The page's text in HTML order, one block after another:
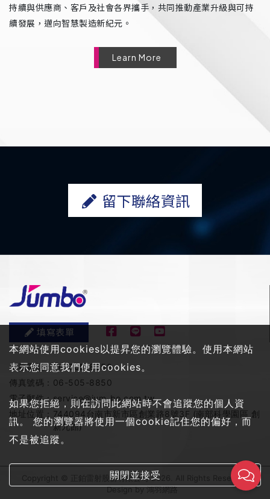
持續與供應商、客戶及社會各界攜手，共同推動產業升級與可持
續發展，邁向智慧製造新紀元。
Learn More
留下聯絡資訊
填寫表單
服務電話：06-505-8858
傳真號碼： 06-505-8850
電子郵件：service@jum-bo.com.tw
地址位置： 744094台南市新市區創業路8號3F (南部科學園區 創
新九館)
Copyright © 正鉑雷射股份有限公司 2026. All Rights Reserved
Design by鴻羽網路
本網站使用cookies以提昇您的瀏覽體驗。使用本網站
表示您同意我們使用cookies。
如果您拒絕，則在訪問此網站時不會追蹤您的個人資
訊。 您的瀏覽器將使用一個cookie記住您的偏好，而
不是被追蹤。
關閉並接受